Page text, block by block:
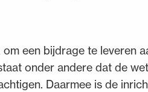
een bijdrage te leveren
onder andere dat de
Daarmee is de